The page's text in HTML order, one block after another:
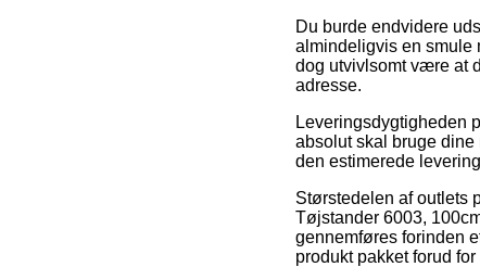
Du burde endvidere
almindeligvis en smule
dog utvivlsomt være at
adresse.
Leveringsdygtigheden
absolut skal bruge dine
den estimerede
Størstedelen af outlets
Tøjstander 6003,
gennemføres forinden
produkt pakket forud